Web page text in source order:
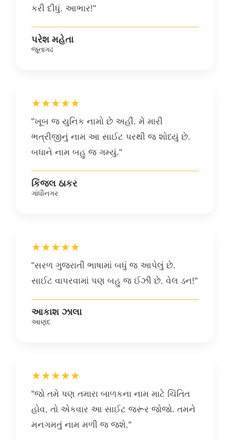
કરી દીધું. આભાર!"
પરેશ મહેતા
જૂનાગઢ
★★★★★
"ખૂબ જ યુનિક નામો છે અહીં. મેં મારી
ભત્રીજીનું નામ આ સાઈટ પરથી જ શોધ્યું છે.
બધાને નામ બહુ જ ગમ્યું."
કિંજલ ઠાકર
ગાંધીનગર
★★★★★
"સરળ ગુજરાતી ભાષામાં બધું જ આપેલું છે.
સાઈટ વાપરવામાં પણ બહુ જ ઈઝી છે. વેલ ડન!"
આકાશ ઝાલા
આણંદ
★★★★★
"જો તમે પણ તમારા બાળકના નામ માટે ચિંતિત
હોવ, તો એકવાર આ સાઈટ જરૂર જોજો. તમને
મનગમતું નામ મળી જ જશે."